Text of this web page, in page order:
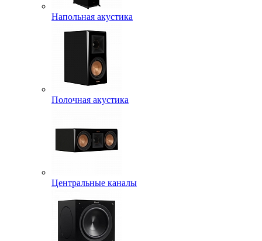
Напольная акустика
Полочная акустика
Центральные каналы